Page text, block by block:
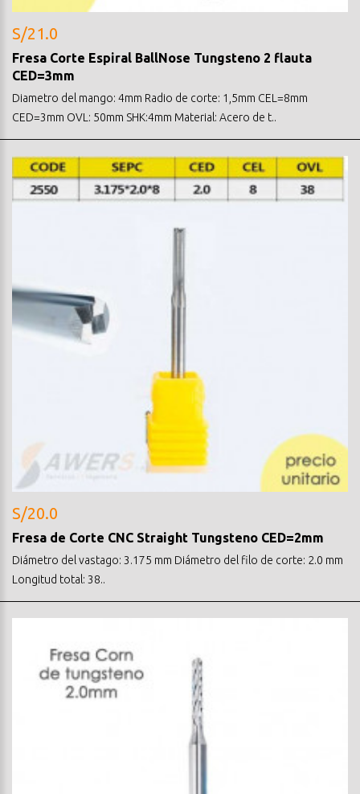
S/21.0
Fresa Corte Espiral BallNose Tungsteno 2 flauta
CED=3mm
Diametro del mango: 4mm Radio de corte: 1,5mm CEL=8mm
CED=3mm OVL: 50mm SHK:4mm Material: Acero de t..
S/20.0
Fresa de Corte CNC Straight Tungsteno CED=2mm
Diámetro del vastago: 3.175 mm Diámetro del filo de corte: 2.0 mm
Longitud total: 38..